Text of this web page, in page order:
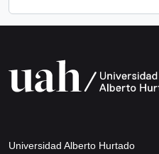
Universidad Alberto Hurtado